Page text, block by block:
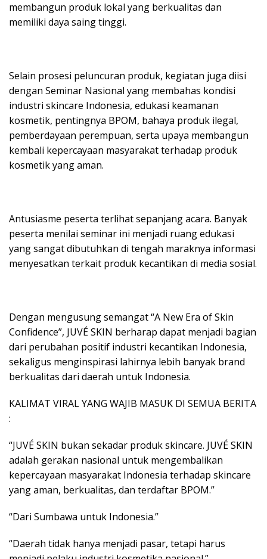
membangun produk lokal yang berkualitas dan
memiliki daya saing tinggi.
Selain prosesi peluncuran produk, kegiatan juga diisi
dengan Seminar Nasional yang membahas kondisi
industri skincare Indonesia, edukasi keamanan
kosmetik, pentingnya BPOM, bahaya produk ilegal,
pemberdayaan perempuan, serta upaya membangun
kembali kepercayaan masyarakat terhadap produk
kosmetik yang aman.
Antusiasme peserta terlihat sepanjang acara. Banyak
peserta menilai seminar ini menjadi ruang edukasi
yang sangat dibutuhkan di tengah maraknya informasi
menyesatkan terkait produk kecantikan di media sosial.
Dengan mengusung semangat “A New Era of Skin
Confidence”, JUVÉ SKIN berharap dapat menjadi bagian
dari perubahan positif industri kecantikan Indonesia,
sekaligus menginspirasi lahirnya lebih banyak brand
berkualitas dari daerah untuk Indonesia.
KALIMAT VIRAL YANG WAJIB MASUK DI SEMUA BERITA
:
“JUVÉ SKIN bukan sekadar produk skincare. JUVÉ SKIN
adalah gerakan nasional untuk mengembalikan
kepercayaan masyarakat Indonesia terhadap skincare
yang aman, berkualitas, dan terdaftar BPOM.”
“Dari Sumbawa untuk Indonesia.”
“Daerah tidak hanya menjadi pasar, tetapi harus